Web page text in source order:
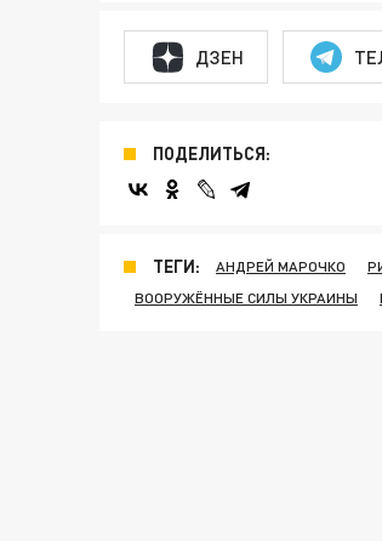
ДЗЕН
ПОДЕЛИТЬСЯ:
ТЕГИ: АНДРЕЙ МАРОЧКО
ВООРУЖЁННЫЕ СИЛЫ УКРАИНЫ